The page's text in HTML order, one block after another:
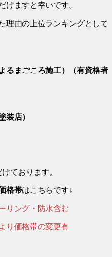
けますと幸いです。
理由の上位ランキングとして
るまごころ施工）（有資格者
装店）
ております。
格帯はこちらです↓
リング・防水含む
り価格帯の変更有